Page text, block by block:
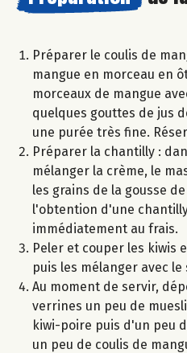
Préparer le coulis de
mangue en morceau en
morceaux de mangue
quelques gouttes de jus
une purée très fine.
Préparer la chantilly :
mélanger la crème, le
les grains de la gousse
l'obtention d'une
immédiatement au frais.
Peler et couper les kiwis
puis les mélanger avec
Au moment de servir,
verrines un peu de
kiwi-poire puis d'un peu
un peu de coulis de